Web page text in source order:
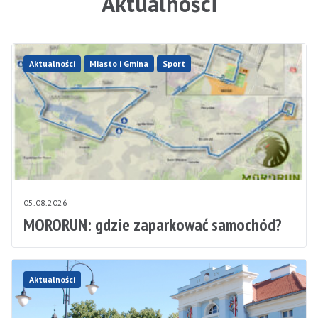
Aktualności Miasto i Gmina Sport
05.08.2026
MORORUN: gdzie zaparkować samochód?
Aktualności